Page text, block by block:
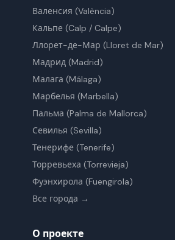
Валенсия (València)
Кальпе(Calp / Calpe)
Ллорет-де-Мар (Lloret de Mar)
Мадрид(Madrid)
Малага (Málaga)
Марбелья (Marbella)
Пальма (Palma de Mallorca)
Севилья (Sevilla)
Тенерифе(Tenerife)
Торревьеха (Torrevieja)
Фуэнхирола (Fuengirola)
Все города →
О проекте